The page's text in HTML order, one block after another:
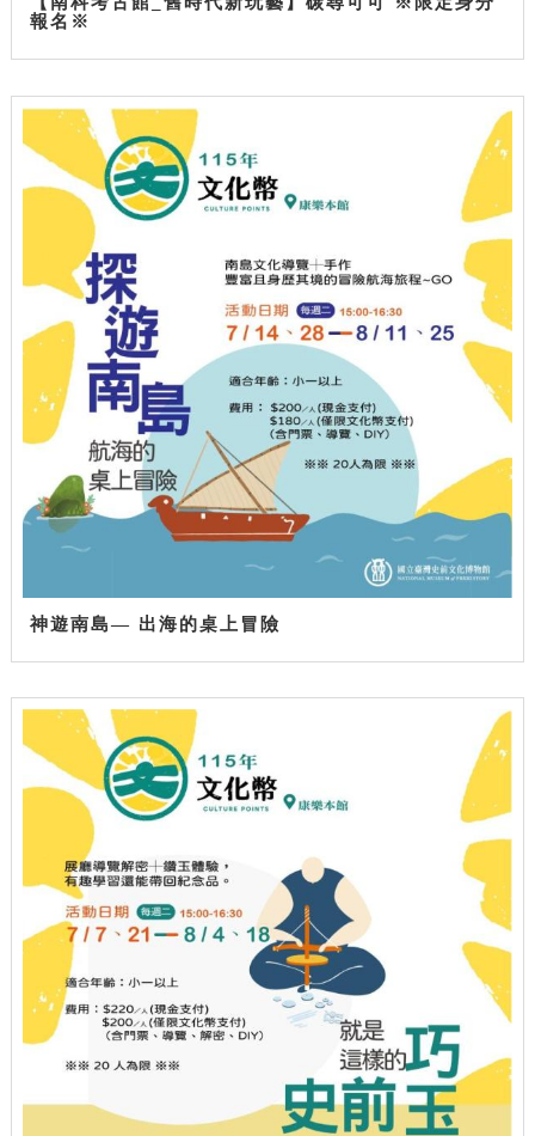
報名※
神遊南島— 出海的桌上冒險